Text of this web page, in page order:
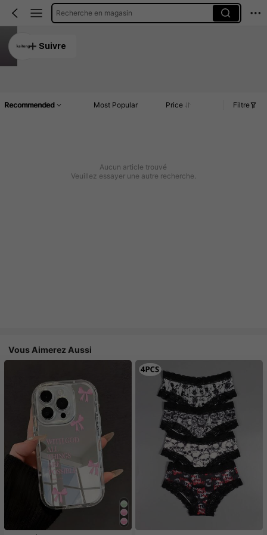
Recherche en magasin
Suivre
Recommended Most Popular Price Filtre
Aucun article trouvé
Veuillez essayer une autre recherche.
Vous Aimerez Aussi